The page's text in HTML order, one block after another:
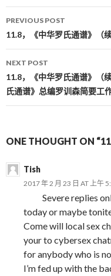
Post
PREVIOUS POST
11.8，《中华罗氏通谱》（
NEXT POST
11.8，《中华罗氏通谱》（
氏通谱》总编罗训森简要工
ONE THOUGHT ON
Tish
2017 年 2 月 23 日 AT 上午
Severe replies
today or maybe
Come will local sex
your to cybersex
for anybody who is
I’m fed up with the